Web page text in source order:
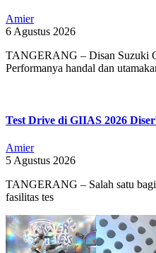
Amier
6 Agustus 2026
TANGERANG – Disan Suzuki
Performanya handal dan
Test Drive di GIIAS 2026
Amier
5 Agustus 2026
TANGERANG – Salah satu
fasilitas tes